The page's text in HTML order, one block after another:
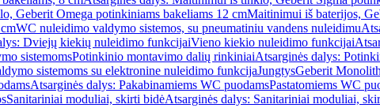
Geberit Omega potinkiniams bakeliams 12 cmMaitinimui iš baterijos,
WC nuleidimo valdymo sistemos, su pneumatiniu vandens nuleidimu
Dviejų kiekių nuleidimo funkcijaiVieno kiekio nuleidimo funkcijai
sistemomsPotinkinio montavimo dalių rinkiniaiAtsarginės dalys:
sistemoms su elektronine nuleidimo funkcijaJungtysGeberit
Atsarginės dalys: Pakabinamiems WC puodamsPastatomiems WC
Sanitariniai moduliai, skirti bidėAtsarginės dalys: Sanitariniai moduliai,